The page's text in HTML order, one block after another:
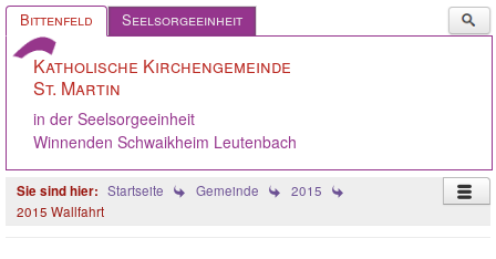
Bittenfeld Seelsorgeeinheit
...
Katholische Kirchengemeinde
St. Martin
in der Seelsorgeeinheit
Winnenden Schwaikheim Leutenbach
Startseite Gemeinde
2015
2015 Wallfahrt